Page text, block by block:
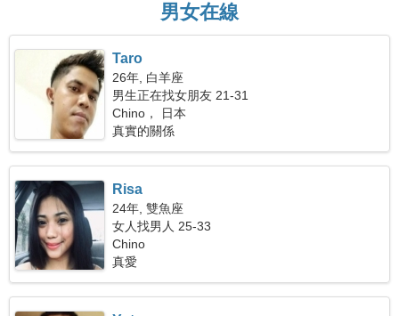
男女在線
Taro
26年, 白羊座
男生正在找女朋友 21-31
Chino， 日本
真實的關係
Risa
24年, 雙魚座
女人找男人 25-33
Chino
真愛